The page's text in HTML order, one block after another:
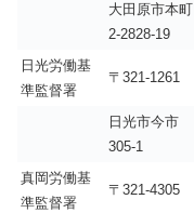
大田原市本町
2-2828-19
日光労働基
準監督署
〒321-1261
日光市今市
305-1
真岡労働基
準監督署
〒321-4305